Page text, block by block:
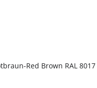
Red Brown RAL 8017